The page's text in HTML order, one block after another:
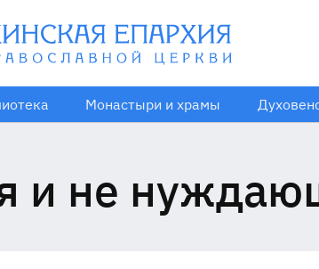
Монастыри и храмы
и не